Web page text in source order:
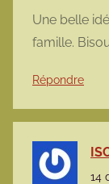
Une belle
famille.
Répondre
14